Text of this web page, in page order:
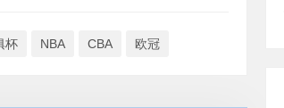
杯 NBA CBA 欧冠